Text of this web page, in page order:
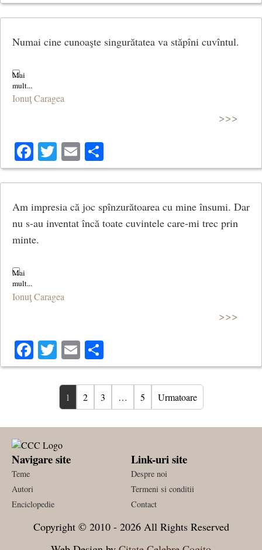
Numai cine cunoaşte singurătatea va stăpîni cuvîntul.
Ionuţ Caragea
>>>
Facebook
Twitter
Email
Am impresia că joc spînzurătoarea cu mine însumi. Dar
nu s-au inventat încă toate cuvintele care-mi trec prin
minte.
Ionuţ Caragea
>>>
Facebook
Twitter
Email
1 2 3 … 5 Urmatoare
Navigare site
Teme
Autori
Enciclopedie
Link-uri site
Despre noi
Termeni si conditii
Contact
Copyright © 2010 - 2026 All Rights Reserved